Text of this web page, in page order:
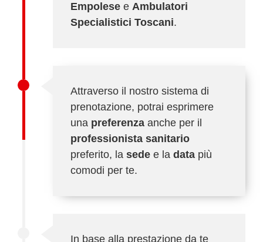
Empolese e Ambulatori
Specialistici Toscani.
Attraverso il nostro sistema di
prenotazione, potrai esprimere
una preferenza anche per il
professionista sanitario
preferito, la sede e la data più
comodi per te.
In base alla prestazione da te